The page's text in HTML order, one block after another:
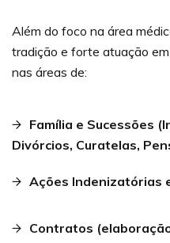
Além do foco na área
tradição e forte atuação
nas áreas de:
Família e Sucessões
Divórcios, Curatelas,
Ações Indenizatórias
Contratos